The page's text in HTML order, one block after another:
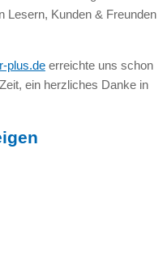
Lesern, Kunden & Freunden
plus.deerreichte uns schon
ein herzliches Danke in